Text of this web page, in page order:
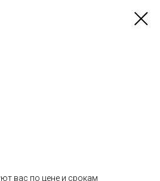
вас по цене и срокам